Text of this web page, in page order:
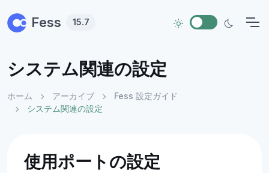
Fess 15.7
システム関連の設定
ホーム アーカイブ
Fess 設定ガイド
システム関連の設定
使用ポートの設定